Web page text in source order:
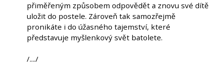
přiměřeným způsobem odpovědět a znovu své dítě
uložit do postele. Zároveň tak samozřejmě
pronikáte i do úžasného tajemství, které
představuje myšlenkový svět batolete.
/..../